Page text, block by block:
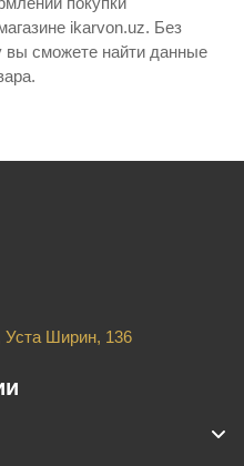
ikarvon.uz. Без
вы сможете найти данные
Уста Ширин, 136